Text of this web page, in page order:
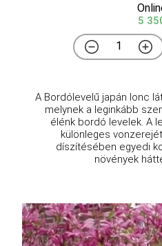
5
A Bordólevelű japán lonc
melynek a leginkább
élénk bordó levelek. A
különleges
díszítésében egyedi
növények